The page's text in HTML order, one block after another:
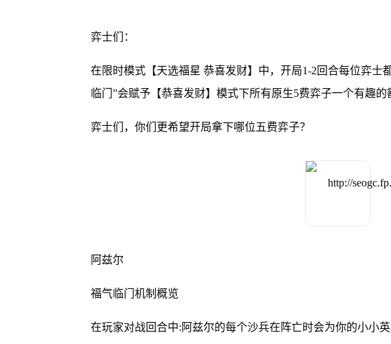
弈士们：
在限时模式【天选福星 恭喜发财】中，开局1-2回合每位弈士
临门”会赋予【恭喜发财】模式下所有原生5费弈子一个有趣
弈士们，你们更希望开局拿下哪位五费弈子？
阿兹尔
福气临门机制概览
在玩家对战回合中:阿兹尔的每个沙兵在阵亡时会为你的小小英